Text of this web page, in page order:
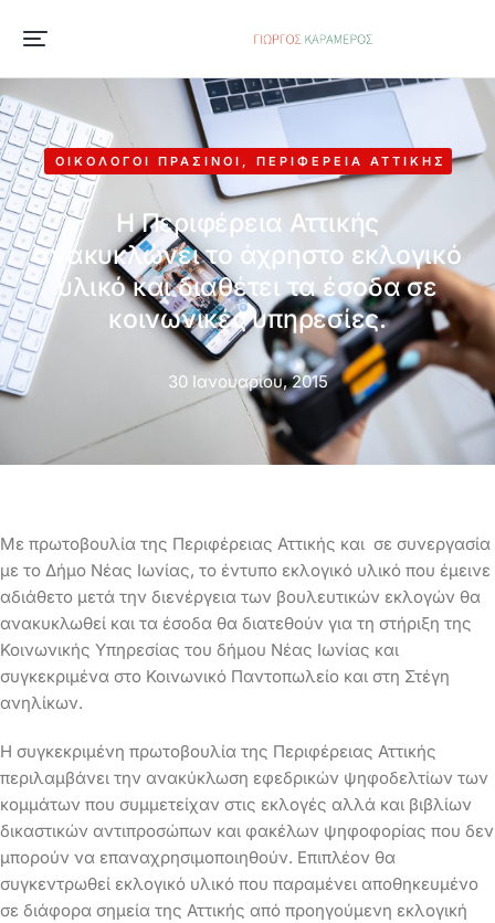
ΟΙΚΟΛΌΓΟΙ ΠΡΆΣΙΝΟΙ , ΠΕΡΙΦΈΡΕΙΑ ΑΤΤΙΚΉΣ
Η Περιφέρεια Αττικής
ανακυκλώνει το άχρηστο εκλογικό
υλικό και διαθέτει τα έσοδα σε
κοινωνικές υπηρεσίες.
30 Ιανουαρίου, 2015
Με πρωτοβουλία της Περιφέρειας Αττικής και σε συνεργασία
με το Δήμο Νέας Ιωνίας, το έντυπο εκλογικό υλικό που έμεινε
αδιάθετο μετά την διενέργεια των βουλευτικών εκλογών θα
ανακυκλωθεί και τα έσοδα θα διατεθούν για τη στήριξη της
Κοινωνικής Υπηρεσίας του δήμου Νέας Ιωνίας και
συγκεκριμένα στο Κοινωνικό Παντοπωλείο και στη Στέγη
ανηλίκων.
Η συγκεκριμένη πρωτοβουλία της Περιφέρειας Αττικής
περιλαμβάνει την ανακύκλωση εφεδρικών ψηφοδελτίων των
κομμάτων που συμμετείχαν στις εκλογές αλλά και βιβλίων
δικαστικών αντιπροσώπων και φακέλων ψηφοφορίας που δεν
μπορούν να επαναχρησιμοποιηθούν. Επιπλέον θα
συγκεντρωθεί εκλογικό υλικό που παραμένει αποθηκευμένο
σε διάφορα σημεία της Αττικής από προηγούμενη εκλογική